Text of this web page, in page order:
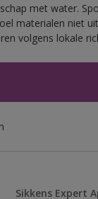
met water.
materialen niet
volgens lokale
Sikkens Expert